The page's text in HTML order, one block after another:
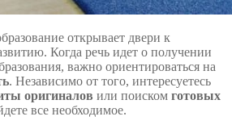
открывает двери к
Когда речь идет о получении
важно ориентироваться на
. Независимо от того, интересуетесь
оригиналов или поиском готовых
все необходимое.